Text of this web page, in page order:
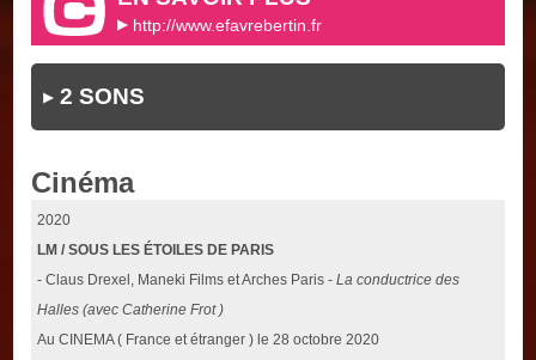
http://www.efavrebertin.fr
2 SONS
Cinéma
2020
LM / SOUS LES ÉTOILES DE PARIS
- Claus Drexel, Maneki Films et Arches Paris -La conductrice des
Halles (avec Catherine Frot )
Au CINEMA ( France et étranger ) le 28 octobre 2020